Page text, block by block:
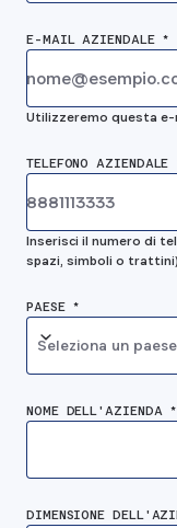
E-MAIL AZIENDALE *
Utilizzeremo questa
TELEFONO AZIENDALE
Inserisci il numero di
spazi, simboli o
PAESE *
Seleziona un paese
NOME DELL'AZIENDA *
DIMENSIONE